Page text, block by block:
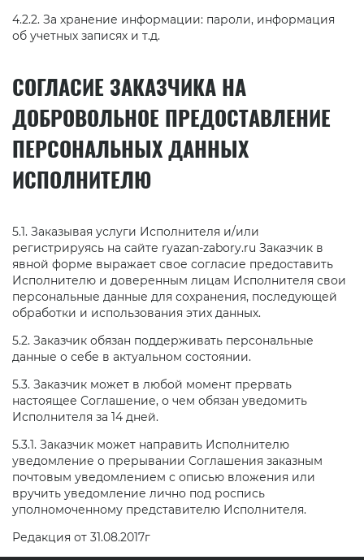
4.2.2. За хранение информации: пароли, информация
об учетных записях и т.д.
СОГЛАСИЕ ЗАКАЗЧИКА НА
ДОБРОВОЛЬНОЕ ПРЕДОСТАВЛЕНИЕ
ПЕРСОНАЛЬНЫХ ДАННЫХ
ИСПОЛНИТЕЛЮ
5.1. Заказывая услуги Исполнителя и/или
регистрируясь на сайте ryazan-zabory.ru Заказчик в
явной форме выражает свое согласие предоставить
Исполнителю и доверенным лицам Исполнителя свои
персональные данные для сохранения, последующей
обработки и использования этих данных.
5.2. Заказчик обязан поддерживать персональные
данные о себе в актуальном состоянии.
5.3. Заказчик может в любой момент прервать
настоящее Соглашение, о чем обязан уведомить
Исполнителя за 14 дней.
5.3.1. Заказчик может направить Исполнителю
уведомление о прерывании Соглашения заказным
почтовым уведомлением с описью вложения или
вручить уведомление лично под роспись
уполномоченному представителю Исполнителя.
Редакция от 31.08.2017г